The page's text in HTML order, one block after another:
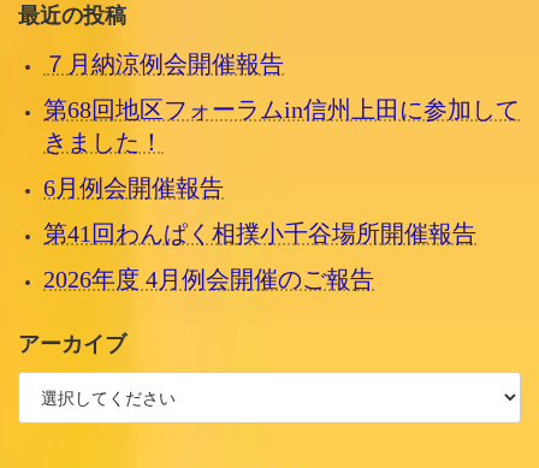
最近の投稿
７月納涼例会開催報告
第68回地区フォーラムin信州上田に参加して
きました！
6月例会開催報告
第41回わんぱく相撲小千谷場所開催報告
2026年度 4月例会開催のご報告
アーカイブ